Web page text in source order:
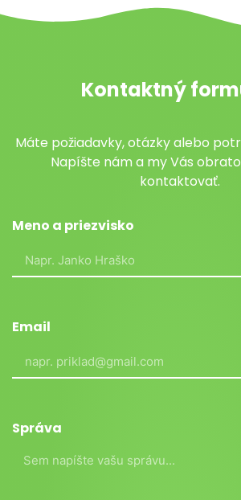
Kontaktný
Máte požiadavky, otázky alebo
Napíšte nám a my Vás
kontaktovať.
Meno a priezvisko
Email
Správa